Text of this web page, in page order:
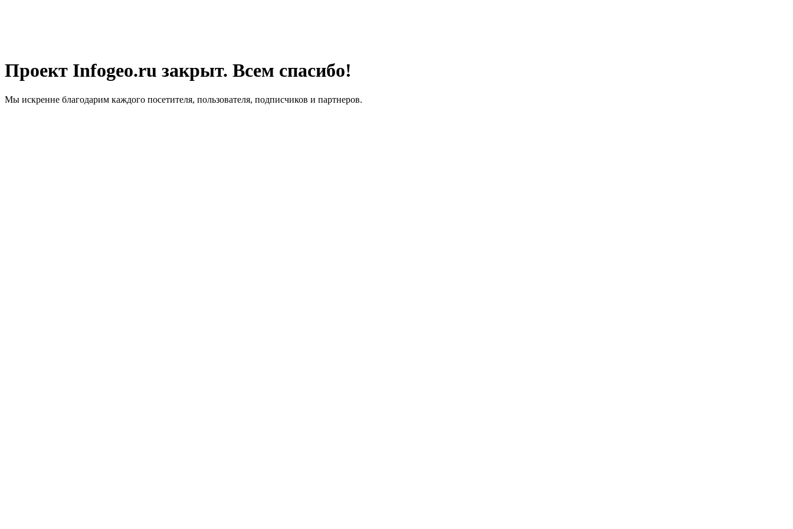
Проект Infogeo.ru закрыт. Всем спасибо!
Мы искренне благодарим каждого посетителя, пользователя, подписчиков и партнеров.